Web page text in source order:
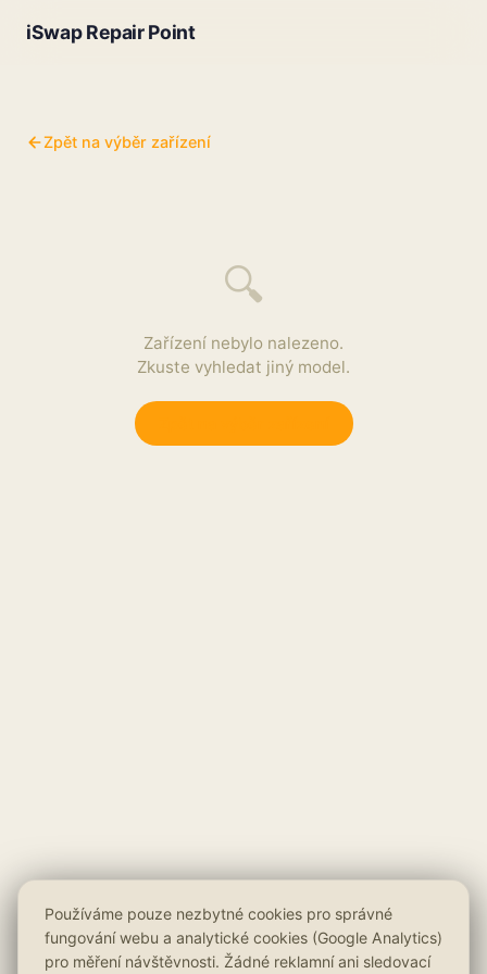
iSwap Repair Point
Zpět na výběr zařízení
🔍
Zařízení nebylo nalezeno.
Zkuste vyhledat jiný model.
Používáme pouze nezbytné cookies pro správné
fungování webu a analytické cookies (Google Analytics)
pro měření návštěvnosti. Žádné reklamní ani sledovací